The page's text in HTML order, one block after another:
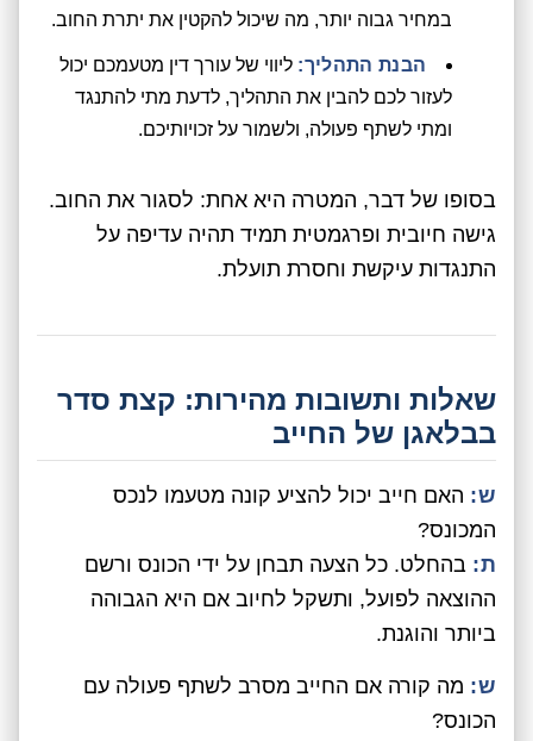
במחיר גבוה יותר, מה שיכול להקטין את יתרת החוב.
הבנת התהליך: ליווי של עורך דין מטעמכם יכול
לעזור לכם להבין את התהליך, לדעת מתי להתנגד
ומתי לשתף פעולה, ולשמור על זכויותיכם.
בסופו של דבר, המטרה היא אחת: לסגור את החוב.
גישה חיובית ופרגמטית תמיד תהיה עדיפה על
התנגדות עיקשת וחסרת תועלת.
שאלות ותשובות מהירות: קצת סדר
בבלאגן של החייב
ש: האם חייב יכול להציע קונה מטעמו לנכס
המכונס?
ת: בהחלט. כל הצעה תבחן על ידי הכונס ורשם
ההוצאה לפועל, ותשקל לחיוב אם היא הגבוהה
ביותר והוגנת.
ש: מה קורה אם החייב מסרב לשתף פעולה עם
הכונס?